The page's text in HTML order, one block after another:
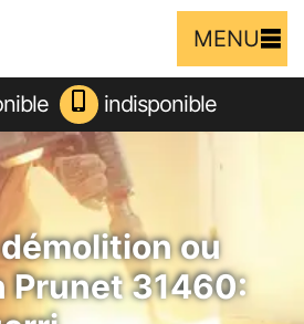
MENU
indisponible
ou
Prunet 31460: